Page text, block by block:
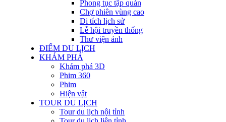
Phong tục tập quán
Chợ phiên vùng cao
Di tích lịch sử
Lễ hội truyền thống
Thư viện ảnh
ĐIỂM DU LỊCH
KHÁM PHÁ
Khám phá 3D
Phim 360
Phim
Hiện vật
TOUR DU LỊCH
Tour du lịch nội tỉnh